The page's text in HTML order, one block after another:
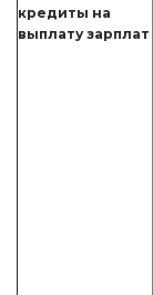
кредиты на
выплату зарплат